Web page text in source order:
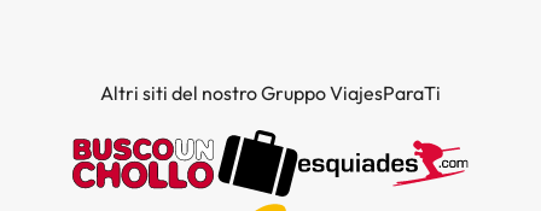
Altri siti del nostro Gruppo ViajesParaTi